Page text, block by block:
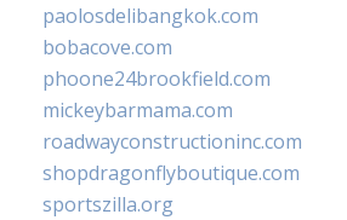
paolosdelibangkok.com
bobacove.com
phoone24brookfield.com
mickeybarmama.com
roadwayconstructioninc.com
shopdragonflyboutique.com
sportszilla.org